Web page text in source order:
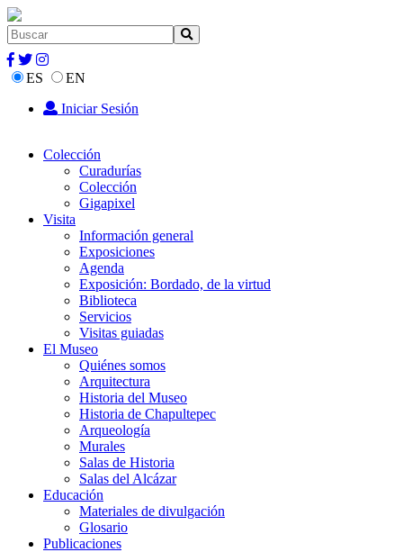
ES
EN
Iniciar Sesión
Colección
Curadurías
Colección
Gigapixel
Visita
Información general
Exposiciones
Agenda
Exposición: Bordado, de la virtud
Biblioteca
Servicios
Visitas guiadas
El Museo
Quiénes somos
Arquitectura
Historia del Museo
Historia de Chapultepec
Arqueología
Murales
Salas de Historia
Salas del Alcázar
Educación
Materiales de divulgación
Glosario
Publicaciones